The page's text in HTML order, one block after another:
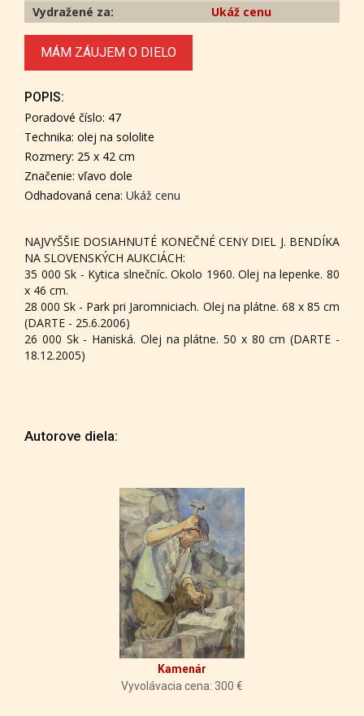
Vydražené za:
Ukáž cenu
MÁM ZÁUJEM O DIELO
POPIS:
Poradové číslo: 47
Technika: olej na sololite
Rozmery: 25 x 42 cm
Značenie: vľavo dole
Odhadovaná cena: Ukáž cenu
NAJVYŠŠIE DOSIAHNUTÉ KONEČNÉ CENY DIEL J. BENDÍKA
NA SLOVENSKÝCH AUKCIÁCH:
35 000 Sk - Kytica slnečníc. Okolo 1960. Olej na lepenke. 80
x 46 cm.
28 000 Sk - Park pri Jaromniciach. Olej na plátne. 68 x 85 cm
(DARTE - 25.6.2006)
26 000 Sk - Haniská. Olej na plátne. 50 x 80 cm (DARTE -
18.12.2005)
Autorove diela:
Kamenár
Vyvolávacia cena: 300 €